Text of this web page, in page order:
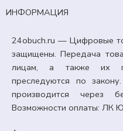
ИНФОРМАЦИЯ
24obuch.ru — Цифровые
защищены. Передача
лицам, а также их
преследуются по
производится через
Возможности оплаты: ЛК